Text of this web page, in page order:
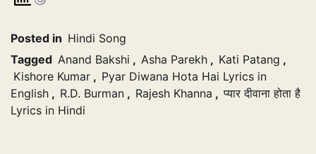
Posted in Hindi Song
Tagged Anand Bakshi , Asha Parekh , Kati Patang ,
Kishore Kumar , Pyar Diwana Hota Hai Lyrics in
English , R.D. Burman , Rajesh Khanna , प्यार दीवाना होता है
Lyrics in Hindi